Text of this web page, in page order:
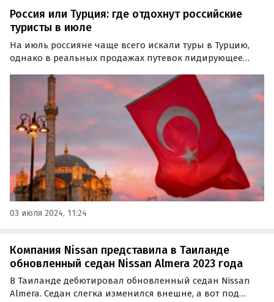
Россия или Турция: где отдохнут российские
туристы в июле
На июль россияне чаще всего искали туры в Турцию,
однако в реальных продажах путевок лидирующее
аналитики Ассоциации туроператоров России, сравнив
данные поисковых запросов в системе «Слетать.ру» с…
03 июля 2024, 11:24
Компания Nissan представила в Таиланде
обновленный седан Nissan Almera 2023 года
В Таиланде дебютировал обновленный седан Nissan
Almera. Седан слегка изменился внешне, а вот под